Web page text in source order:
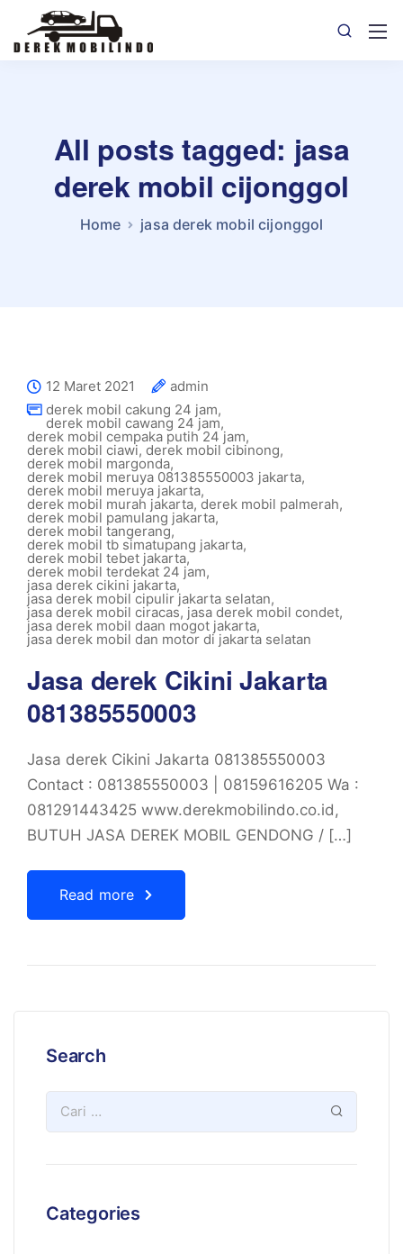
All posts tagged: jasa
derek mobil cijonggol
Home jasa derek mobil cijonggol
12 Maret 2021
admin
derek mobil cakung 24 jam,
derek mobil cawang 24 jam,
derek mobil cempaka putih 24 jam,
derek mobil ciawi, derek mobil cibinong,
derek mobil margonda,
derek mobil meruya 081385550003 jakarta,
derek mobil meruya jakarta,
derek mobil murah jakarta, derek mobil palmerah,
derek mobil pamulang jakarta,
derek mobil tangerang,
derek mobil tb simatupang jakarta,
derek mobil tebet jakarta,
derek mobil terdekat 24 jam,
jasa derek cikini jakarta,
jasa derek mobil cipulir jakarta selatan,
jasa derek mobil ciracas, jasa derek mobil condet,
jasa derek mobil daan mogot jakarta,
jasa derek mobil dan motor di jakarta selatan
Jasa derek Cikini Jakarta
081385550003
Jasa derek Cikini Jakarta 081385550003
Contact : 081385550003 | 08159616205 Wa :
081291443425 www.derekmobilindo.co.id,
BUTUH JASA DEREK MOBIL GENDONG / […]
Read more
Search
Categories